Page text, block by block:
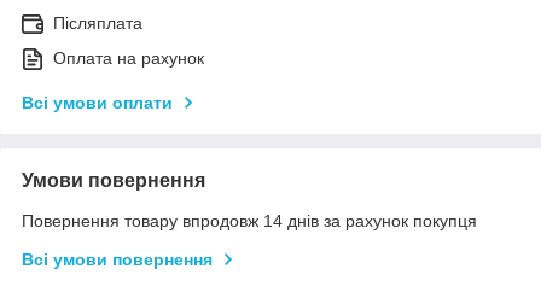
Післяплата
Оплата на рахунок
Всі умови оплати
Умови повернення
Повернення товару впродовж 14 днів за рахунок покупця
Всі умови повернення